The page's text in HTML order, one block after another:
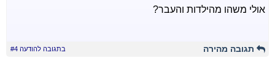
אולי משהו מהילדות והעבר?
תגובה מהירה בתגובה להודעה #4